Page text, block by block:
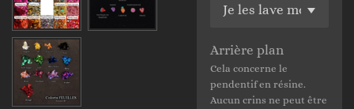
Arrière plan
Cela concerne le
pendentif en résine.
Aucun crins ne peut être